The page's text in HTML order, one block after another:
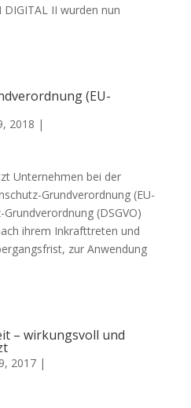
DIGITAL II wurden nun
(EU-
2018 |
Unternehmen bei der
Grundverordnung (EU-
(DSGVO)
ihrem Inkrafttreten und
zur Anwendung
– wirkungsvoll und
2017|